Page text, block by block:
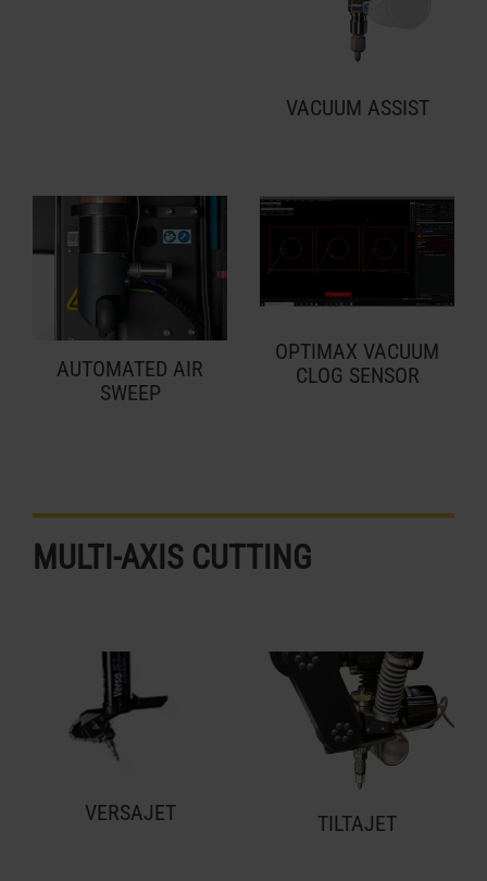
VACUUM ASSIST
AUTOMATED AIR
SWEEP
OPTIMAX VACUUM
CLOG SENSOR
MULTI-AXIS CUTTING
VERSAJET TILTAJET